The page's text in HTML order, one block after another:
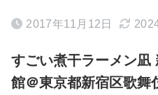
2017年11月12日
すごい煮干ラーメン凪
館＠東京都新宿区歌舞